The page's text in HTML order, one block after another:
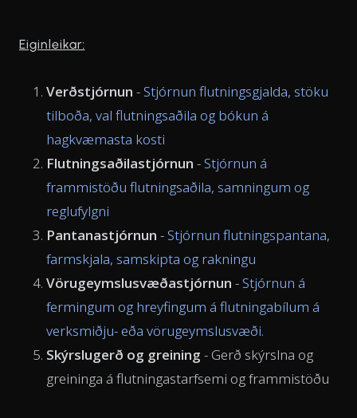
Eiginleikar:
Verðstjórnun - Stjórnun flutningsgjalda, stöku
tilboða, val flutningsaðila og bókun á
hagkvæmasta kosti
Flutningsaðilastjórnun - Stjórnun á
frammistöðu flutningsaðila, samningum og
reglufylgni
Pantanastjórnun - Stjórnun flutningspantana,
farmskjala, samskipta og rakningu
Vörugeymslusvæðastjórnun - Stjórnun á
fermingum og hreyfingum á flutningabílum á
verksmiðju- eða vörugeymslusvæði.
Skýrslugerð og greining - Gerð skýrslna og
greininga á flutningastarfsemi og frammistöðu